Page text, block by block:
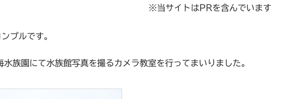
※当サイトはPRを含んでいます
プルです。
族園にて水族館写真を撮るカメラ教室を行ってまいりました。